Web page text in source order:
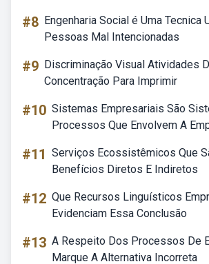
#8 Engenharia Social é Uma Tecnica
Pessoas Mal Intencionadas
#9 Discriminação Visual Atividades
Concentração Para Imprimir
#10 Sistemas Empresariais São
Processos Que Envolvem A
#11 Serviços Ecossistêmicos Que
Benefícios Diretos E Indiretos
#12 Que Recursos Linguísticos
Evidenciam Essa Conclusão
#13 A Respeito Dos Processos De
Marque A Alternativa Incorreta